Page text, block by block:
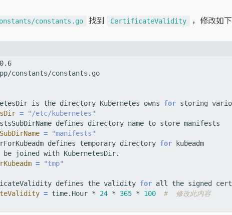
constants.go 找到 CertificateValidity ，修改如下
is the directory Kubernetes owns
for
=
"/etc/kubernetes"
=
"manifests"
defines temporary directory
for
= "tmp"
defines the validity
for
= time.Hour * 24 * 365 * 100
#  修改此内容